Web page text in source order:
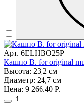
Арт. 6ELHBO25P
Кашпо B. for original
Высота: 23,2 см
Диаметр: 24,7 см
Цена: 9 266.40 Р.